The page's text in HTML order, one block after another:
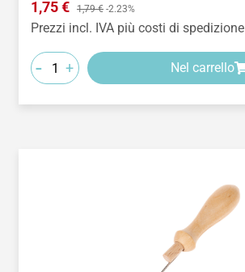
Prezzo di vendita:
1,75 € Prezzo normale:
1,79 € -2.23%
Prezzi incl. IVA più costi di spedizione
- + Nel carrello